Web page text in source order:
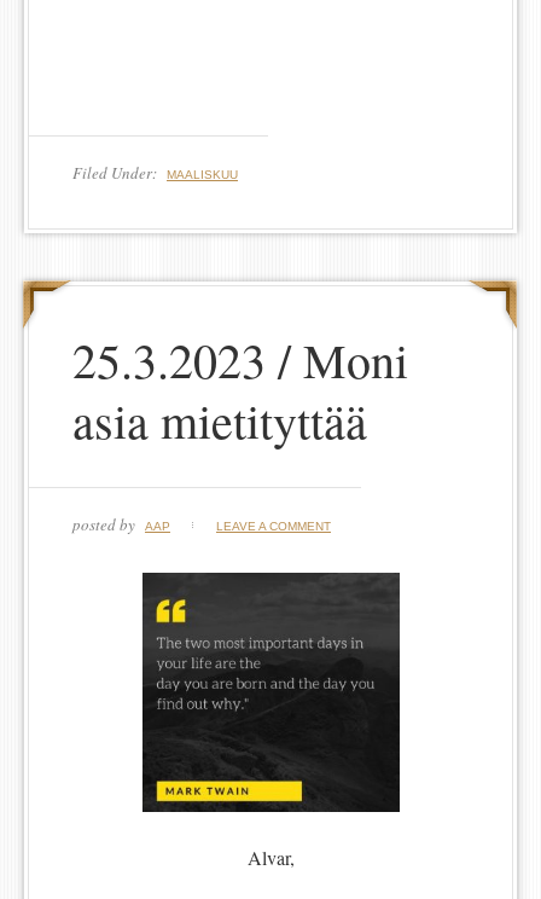
Filed Under: MAALISKUU
25.3.2023 / Moni
asia mietityttää
posted by AAP LEAVE A COMMENT
Alvar,